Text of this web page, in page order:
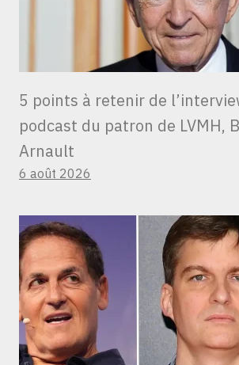
5 points à retenir de
podcast du patron de LVMH,
Arnault
6 août 2026